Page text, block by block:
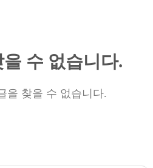
수 없습니다.
을 찾을 수 없습니다.